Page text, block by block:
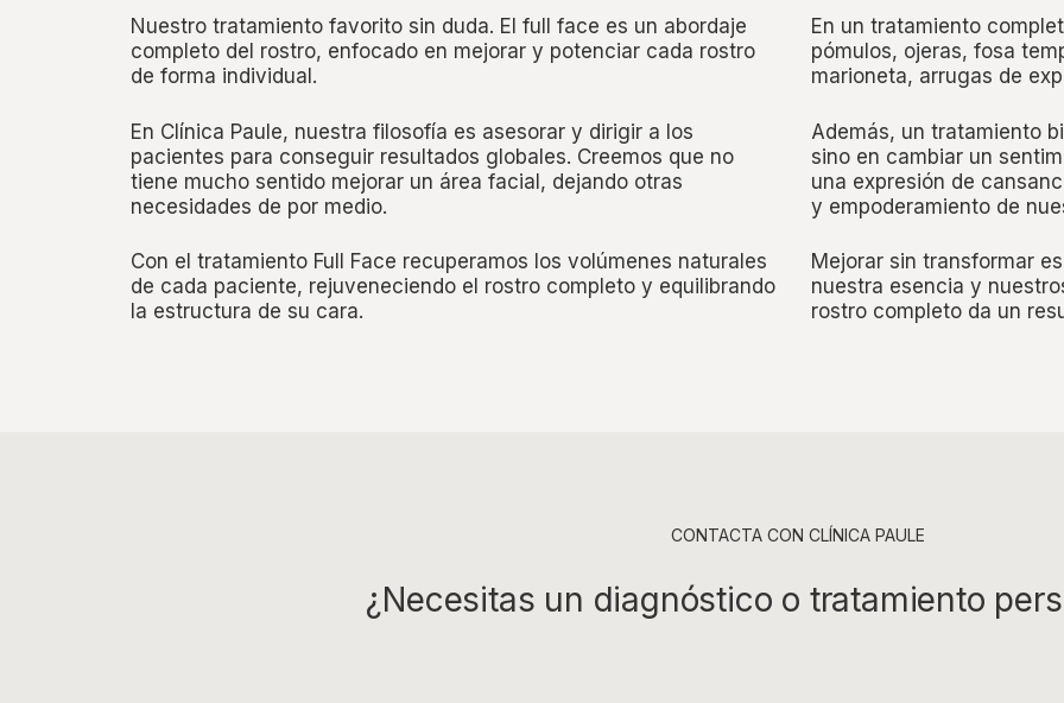
Nuestro tratamiento favorito sin duda. El full face es un abordaje
completo del rostro, enfocado en mejorar y potenciar cada rostro
de forma individual.
En Clínica Paule, nuestra filosofía es asesorar y dirigir a los
pacientes para conseguir resultados globales. Creemos que no
tiene mucho sentido mejorar un área facial, dejando otras
necesidades de por medio.
Con el tratamiento Full Face recuperamos los volúmenes naturales
de cada paciente, rejuveneciendo el rostro completo y equilibrando
la estructura de su cara.
En un tratamiento
pómulos, ojeras, fosa
marioneta, arrugas de
Además, un tratamiento
sino en cambiar un
una expresión de
y empoderamiento de
Mejorar sin transformar
nuestra esencia y
rostro completo da un
CONTACTA CON CLÍNICA PAULE
¿Necesitas un diagnóstico o tratamiento